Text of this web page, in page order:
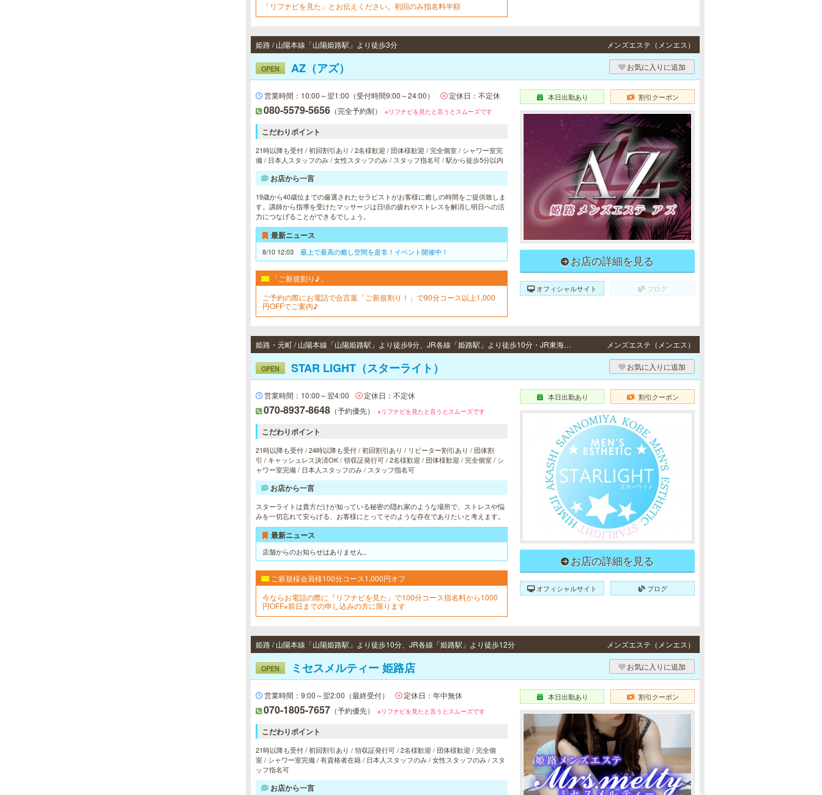
「リフナビを見た」とお伝えください。初回のみ指名料半額
姫路 / 山陽本線「山陽姫路駅」より徒歩3分 メンズエステ（メンエス）
OPEN AZ（アズ） お気に入りに追加
営業時間：10:00～翌1:00（受付時間9:00～24:00） 定休日：不定休
080-5579-5656 （完全予約制） ※リフナビを見たと言うとスムーズです
こだわりポイント
21時以降も受付 / 初回割引あり / 2名様歓迎 / 団体様歓迎 / 完全個室 / シャワー室完
備 / 日本人スタッフのみ / 女性スタッフのみ / スタッフ指名可 / 駅から徒歩5分以内
お店から一言
19歳から40歳位までの厳選されたセラピストがお客様に癒しの時間をご提供致しま
す。講師から指導を受けたマッサージは日頃の疲れやストレスを解消し明日への活
力につなげることができるでしょう。
最新ニュース
8/10 12:03 最上で最高の癒し空間を是非！イベント開催中！
「ご新規割り♪」
ご予約の際にお電話で合言葉「ご新規割り！」で90分コース以上1,000
円OFFでご案内♪
本日出勤あり 割引クーポン
お店の詳細を見る
オフィシャルサイト ブログ
姫路・元町 / 山陽本線「山陽姫路駅」より徒歩9分、JR各線「姫路駅」より徒歩10分・JR東海道本線・阪神各線「元町駅」より徒歩1分、地下鉄海岸線「みなと元町駅」より徒歩5分、阪急神戸高速線「花隈駅」より徒歩6分 メンズエステ（メンエス）
OPEN STAR LIGHT（スターライト） お気に入りに追加
営業時間：10:00～翌4:00 定休日：不定休
070-8937-8648 （予約優先） ※リフナビを見たと言うとスムーズです
こだわりポイント
21時以降も受付 / 24時以降も受付 / 初回割引あり / リピーター割引あり / 団体割
引 / キャッシュレス決済OK / 領収証発行可 / 2名様歓迎 / 団体様歓迎 / 完全個室 / シ
ャワー室完備 / 日本人スタッフのみ / スタッフ指名可
お店から一言
スターライトは貴方だけが知っている秘密の隠れ家のような場所で、ストレスや悩
みを一切忘れて安らげる、お客様にとってそのような存在でありたいと考えます。
最新ニュース
店舗からのお知らせはありません。
ご新規様会員様100分コース1,000円オフ
今ならお電話の際に『リフナビを見た』で100分コース指名料から1000
円OFF※前日までの申し込みの方に限ります
本日出勤あり 割引クーポン
お店の詳細を見る
オフィシャルサイト ブログ
姫路 / 山陽本線「山陽姫路駅」より徒歩10分、JR各線「姫路駅」より徒歩12分 メンズエステ（メンエス）
OPEN ミセスメルティー 姫路店 お気に入りに追加
営業時間：9:00～翌2:00（最終受付） 定休日：年中無休
070-1805-7657 （予約優先） ※リフナビを見たと言うとスムーズです
こだわりポイント
21時以降も受付 / 初回割引あり / 領収証発行可 / 2名様歓迎 / 団体様歓迎 / 完全個
室 / シャワー室完備 / 有資格者在籍 / 日本人スタッフのみ / 女性スタッフのみ / スタ
ッフ指名可
お店から一言
本日出勤あり 割引クーポン